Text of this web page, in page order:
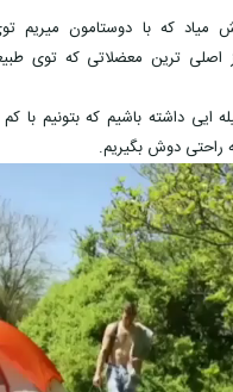
میاد که با دوستامون میریم
اصلی ترین معضلاتی که توی
ایی داشته باشیم که بتونیم با
دوش بگیریم.